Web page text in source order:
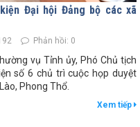
Đại hội Đảng bộ các xã
Phản hồi: 0
vụ Tỉnh ủy, Phó Chủ tịch
số 6 chủ trì cuộc họp duyệt
Phong Thổ.
Xem tiếp